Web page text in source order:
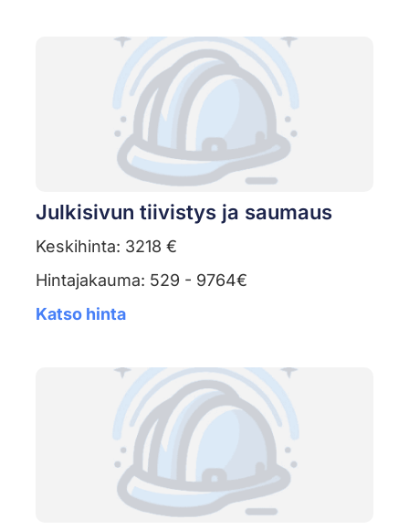
Julkisivun tiivistys ja saumaus
Keskihinta: 3218 €
Hintajakauma: 529 - 9764€
Katso hinta